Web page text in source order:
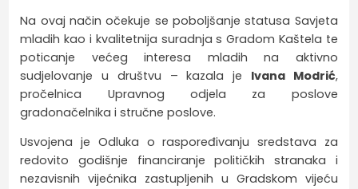
Na ovaj način očekuje se poboljšanje statusa Savjeta
mladih kao i kvalitetnija suradnja s Gradom Kaštela te
poticanje većeg interesa mladih na aktivno
sudjelovanje u društvu – kazala je Ivana Modrić,
pročelnica Upravnog odjela za poslove
gradonačelnika i stručne poslove.
Usvojena je Odluka o raspoređivanju sredstava za
redovito godišnje financiranje političkih stranaka i
nezavisnih vijećnika zastupljenih u Gradskom vijeću